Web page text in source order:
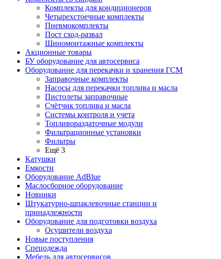
Комплекты для кондиционеров
Четырехстоечные комплекты
Пневмокомплекты
Пост сход-развал
Шиномонтажные комплекты
Акционные товары
БУ оборудование для автосервиса
Оборудование для перекачки и хранения ГСМ
Заправочные комплекты
Насосы для перекачки топлива и масла
Пистолеты заправочные
Счётчик топлива и масла
Системы контроля и учета
Топливораздаточные модули
Фильтрационные установки
Фильтры
Ещё 3
Катушки
Емкости
Оборудование AdBlue
Маслосборное оборудование
Новинки
Штукатурно-шпаклевочные станции и
принадлежности
Оборудование для подготовки воздуха
Осушители воздуха
Новые поступления
Спецодежда
Мебель для автосервисов